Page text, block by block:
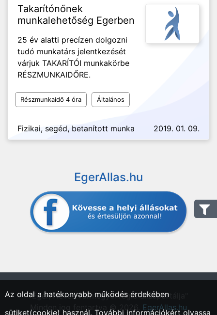
Takarítónőnek
munkalehetőség Egerben
25 év alatti precízen dolgozni
tudó munkatárs jelentkezését
várjuk TAKARÍTÓI munkakörbe
RÉSZMUNKAIDŐRE.
Részmunkaidő 4 óra Általános
Fizikai, segéd, betanított munka 2019. 01. 09.
EgerAllas.hu
"Eger, Heves vármegyei régió állásportálja"
Minden jog fentartva © 2026. EgerAllas.hu
Az oldal a hatékonyabb működés érdekében
sütiket(cookie) használ. További információkért olvassa